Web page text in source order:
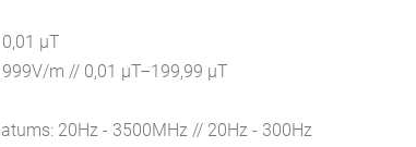
μT
m // 0,01 μT–199,99 μT
20Hz - 3500MHz // 20Hz - 300Hz